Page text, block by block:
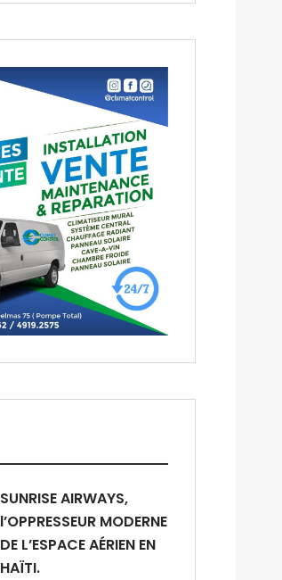
SUNRISE AIRWAYS,
l’OPPRESSEUR MODERNE
DE L’ESPACE AÉRIEN EN
HAÏTI.